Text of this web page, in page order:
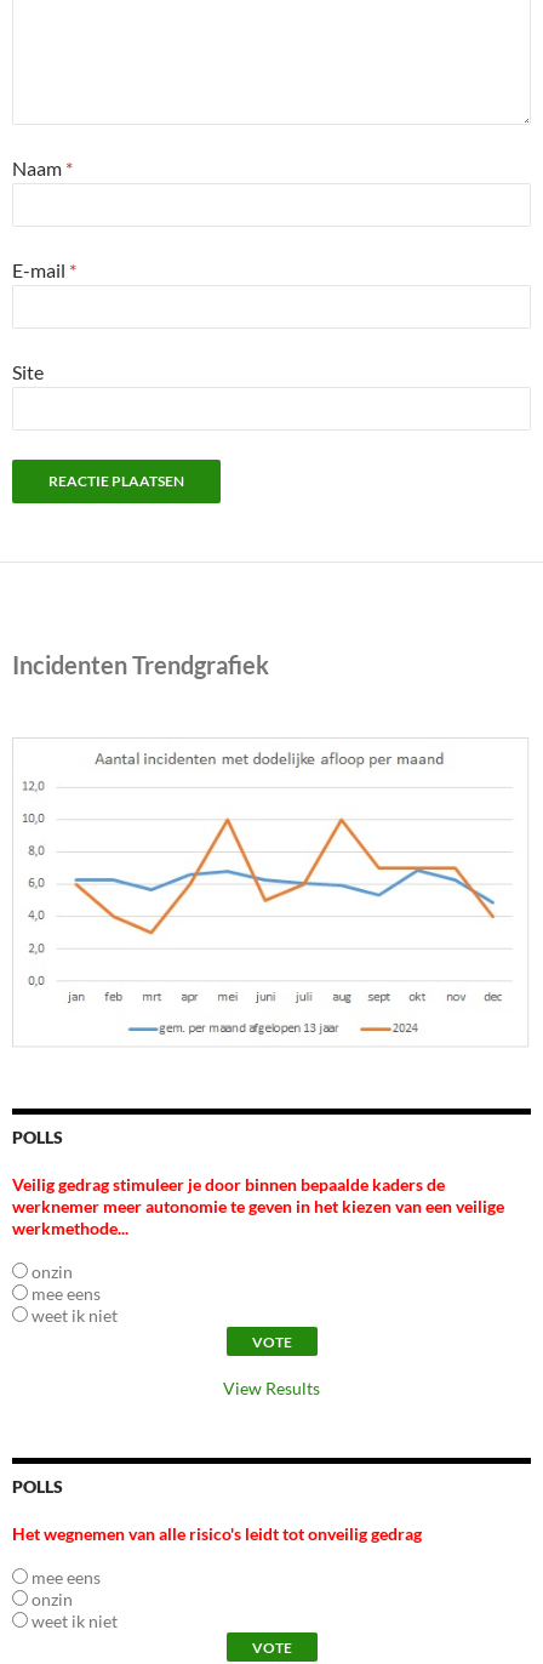
Naam *
E-mail *
Site
Incidenten Trendgrafiek
POLLS
Veilig gedrag stimuleer je door binnen bepaalde kaders de
werknemer meer autonomie te geven in het kiezen van een veilige
werkmethode...
onzin
mee eens
weet ik niet
View Results
POLLS
Het wegnemen van alle risico's leidt tot onveilig gedrag
mee eens
onzin
weet ik niet